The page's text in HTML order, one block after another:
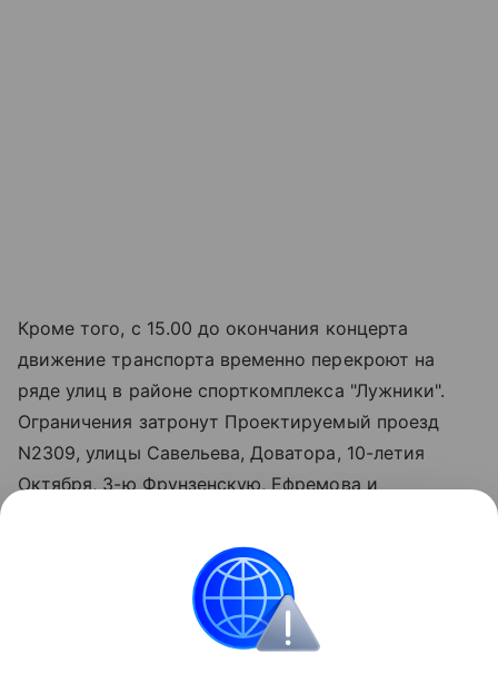
Кроме того, с 15.00 до окончания концерта
движение транспорта временно перекроют на
ряде улиц в районе спорткомплекса "Лужники".
Ограничения затронут Проектируемый проезд
N2309, улицы Савельева, Доватора, 10-летия
Октября, 3-ю Фрунзенскую, Ефремова и
Парковка на всех участках временных
ограничений запрещена.